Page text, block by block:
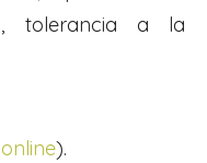
tolerancia a la
online).